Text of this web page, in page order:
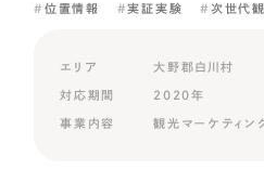
位置情報
実証実験 次世代
エリア 大野郡白川村
対応期間 2020年
事業内容 観光マーケティン